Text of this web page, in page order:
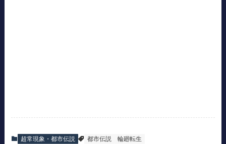
超常現象・都市伝説 都市伝説 輪廻転生